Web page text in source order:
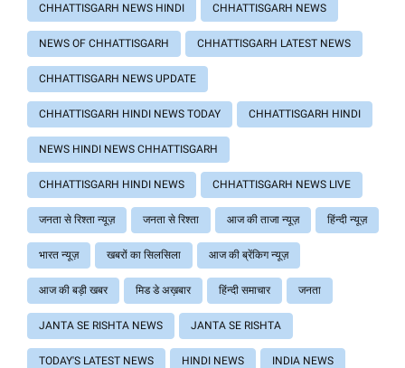
CHHATTISGARH NEWS HINDI CHHATTISGARH NEWS
NEWS OF CHHATTISGARH CHHATTISGARH LATEST NEWS
CHHATTISGARH NEWS UPDATE
CHHATTISGARH HINDI NEWS TODAY CHHATTISGARH HINDI
NEWS HINDI NEWS CHHATTISGARH
CHHATTISGARH HINDI NEWS CHHATTISGARH NEWS LIVE
जनता से रिश्ता न्यूज़ जनता से रिश्ता आज की ताजा न्यूज़ हिंन्दी न्यूज़
भारत न्यूज़ खबरों का सिलसिला आज की ब्रेंकिग न्यूज़
आज की बड़ी खबर मिड डे अख़बार हिंन्दी समाचार जनता
JANTA SE RISHTA NEWS JANTA SE RISHTA
TODAY'S LATEST NEWS HINDI NEWS INDIA NEWS